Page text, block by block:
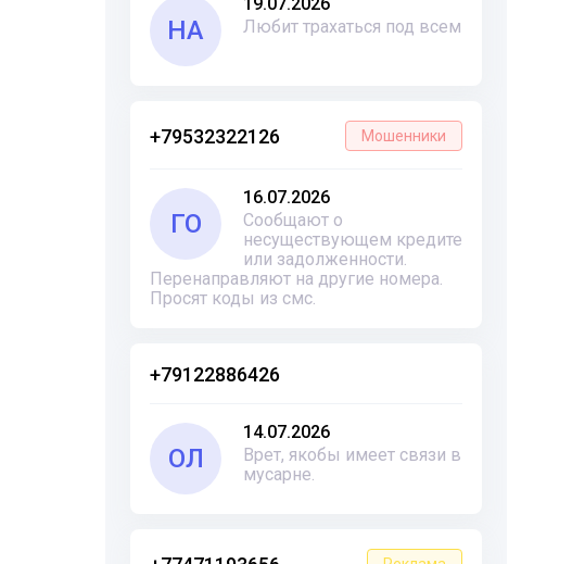
НА
Любит трахаться под всем
+79532322126 Мошенники
ГО
16.07.2026
Сообщают о
несуществующем кредите
или задолженности.
Перенаправляют на другие номера.
Просят коды из смс.
+79122886426
ОЛ
14.07.2026
Врет, якобы имеет связи в
мусарне.